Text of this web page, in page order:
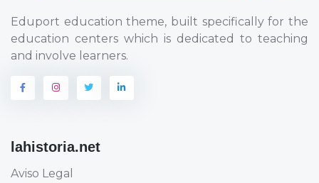
Eduport education theme, built specifically for the
education centers which is dedicated to teaching
and involve learners.
lahistoria.net
Aviso Legal